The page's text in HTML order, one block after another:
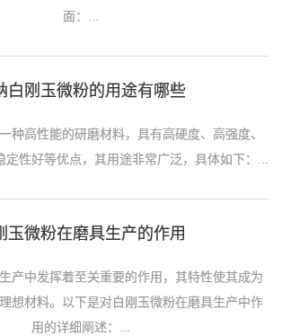
面：...
白刚玉微粉的用途有哪些
种高性能的研磨材料，具有高硬度、高强度、
定性好等优点，其用途非常广泛，具体如下：...
玉微粉在磨具生产的作用
产中发挥着至关重要的作用，其特性使其成为
想材料。以下是对白刚玉微粉在磨具生产中作
用的详细阐述：...